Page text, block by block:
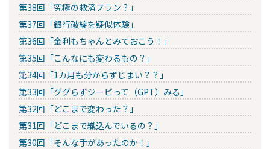
第38回「究極の救済プラン？」
第37回「銀行破綻を疑似体験」
第36回「金利もちゃんとみておこう！」
第35回「こんなにも変わるもの？」
第34回「1カ月も分からずじまい？？」
第33回「ググらずジーピって（GPT）みる」
第32回「どこまで変わった？」
第31回「どこまで織込んでいるの？」
第30回「そんな手があったのか！」